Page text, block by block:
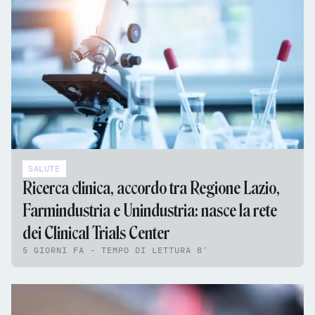
SALUTE
Ricerca clinica, accordo tra Regione Lazio,
Farmindustria e Unindustria: nasce la rete
dei Clinical Trials Center
5 GIORNI FA - TEMPO DI LETTURA 8'